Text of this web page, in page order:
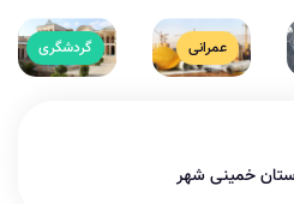
عمرانی گردشگری
خمینی شهر